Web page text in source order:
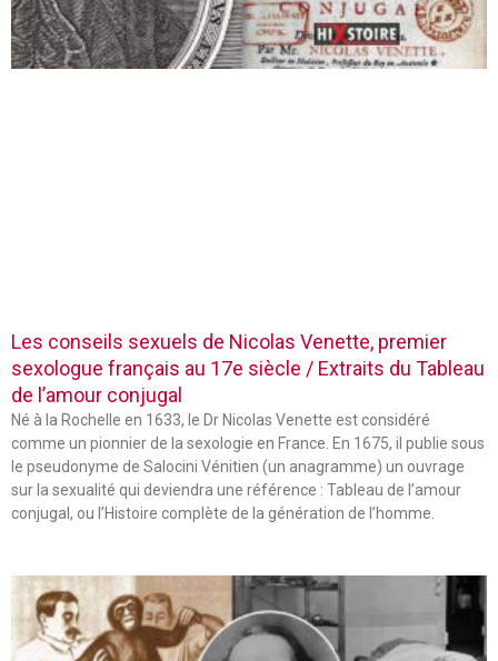
Les conseils sexuels de Nicolas Venette, premier
sexologue français au 17e siècle / Extraits du Tableau
de l’amour conjugal
Né à la Rochelle en 1633, le Dr Nicolas Venette est considéré
comme un pionnier de la sexologie en France. En 1675, il publie sous
le pseudonyme de Salocini Vénitien (un anagramme) un ouvrage
sur la sexualité qui deviendra une référence : Tableau de l’amour
conjugal, ou l’Histoire complète de la génération de l’homme.